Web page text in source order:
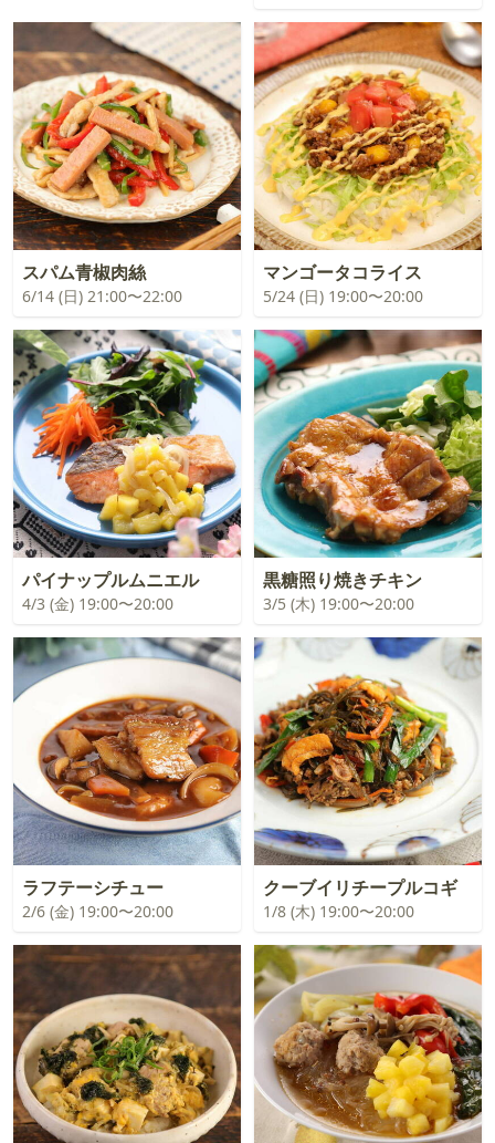
スパム青椒肉絲
6/14 (日) 21:00〜22:00
マンゴータコライス
5/24 (日) 19:00〜20:00
パイナップルムニエル
4/3 (金) 19:00〜20:00
黒糖照り焼きチキン
3/5 (木) 19:00〜20:00
ラフテーシチュー
2/6 (金) 19:00〜20:00
クーブイリチープルコギ
1/8 (木) 19:00〜20:00